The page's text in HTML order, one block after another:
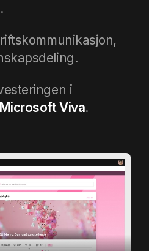
.
.
i
Microsoft Viva.